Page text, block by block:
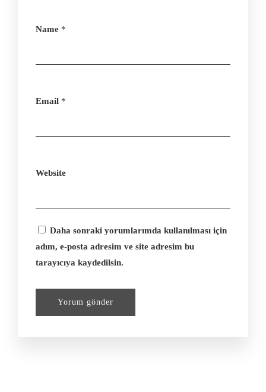
Name *
Email *
Website
Daha sonraki yorumlarımda kullanılması için
adım, e-posta adresim ve site adresim bu
tarayıcıya kaydedilsin.